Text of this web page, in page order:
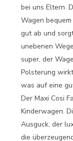
bei uns Eltern.
Wagen
gut ab und
unebenen
super, der
Polsterung
was auf eine
Der Maxi Cosi
Kinderwagen.
Ausguck, der
die